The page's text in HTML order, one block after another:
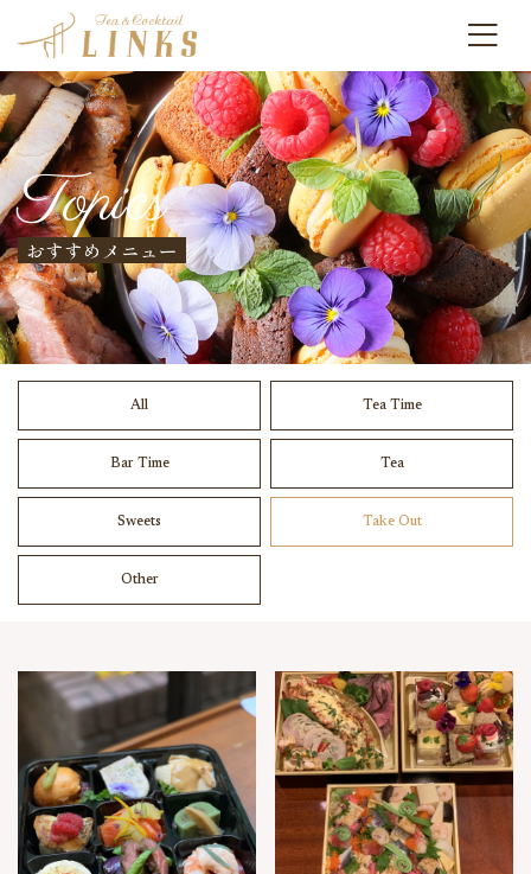
Topics
おすすめメニュー
All Tea Time
Bar Time Tea
Sweets Take Out
Other